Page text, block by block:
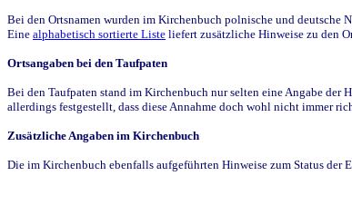
Bei den Ortsnamen wurden im Kirchenbuch polnische und deutsche
Eine alphabetisch sortierte Liste liefert zusätzliche Hinweise zu den
Ortsangaben bei den Taufpaten
Bei den Taufpaten stand im Kirchenbuch nur selten eine Angabe der
allerdings festgestellt, dass diese Annahme doch wohl nicht immer
Zusätzliche Angaben im Kirchenbuch
Die im Kirchenbuch ebenfalls aufgeführten Hinweise zum Status der